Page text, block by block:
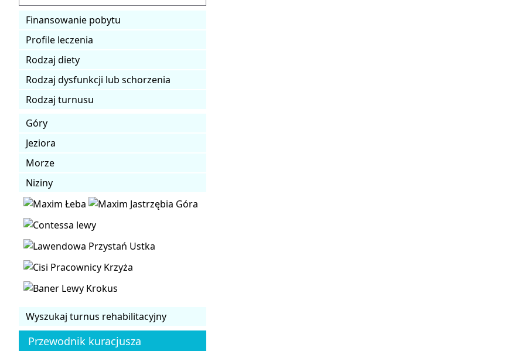
Finansowanie pobytu
Profile leczenia
Rodzaj diety
Rodzaj dysfunkcji lub schorzenia
Rodzaj turnusu
Góry
Jeziora
Morze
Niziny
Wyszukaj turnus rehabilitacyjny
Przewodnik kuracjusza